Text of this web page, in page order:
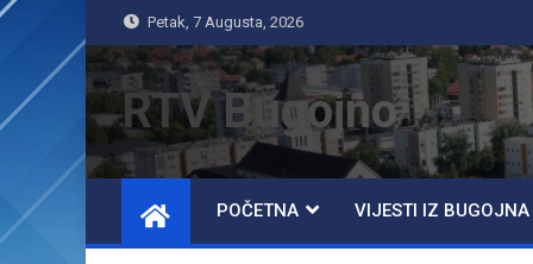
Petak, 7 Augusta, 2026
RTV Bugojno
POČETNA VIJESTI IZ BUGOJNA